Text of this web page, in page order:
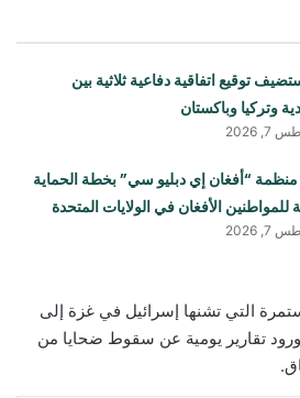
توقيع اتفاقية دفاعية ثلاثية بين
وتركيا وباكستان
2026
“أفغان إي دبليو سي” بخطة الحماية
للمواطنين الأفغان في الولايات المتحدة
2026
التي تشنها إسرائيل في غزة إلى
ورود تقارير يومية عن سقوط ضحايا من